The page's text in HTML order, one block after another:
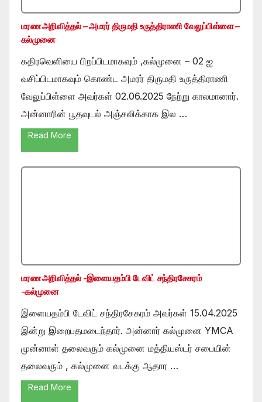
மரண அறிவித்தல் – அமரர் திருமதி உருத்திராணி வேலுப்பிள்ளை –
கல்முனை
கதிரவெளியை பிறப்பிடமாகவும் ,கல்முனை – 02 ஐ
வசிப்பிடமாகவும் கொண்ட அமரர் திருமதி உருத்திராணி
வேலுப்பிள்ளை அவர்கள் 02.06.2025 நேற்று காலமானார்.
அன்னாரின் பூதவுடல் அஞ்சலிக்காக இல …
Read More
மரண அறிவித்தல் -இளையதம்பி டேவிட் சந்திரசேகரம்
-கல்முனை
இளையதம்பி டேவிட் சந்திரசேகரம் அவர்கள் 15.04.2025
இன்று இறைபதமடைந்தார். அன்னார் கல்முனை YMCA
முன்னாள் தலைவரும் கல்முனை மத்தியஸ்டர் சபையின்
தலைவரும் , கல்முனை வடக்கு ஆதார …
Read More